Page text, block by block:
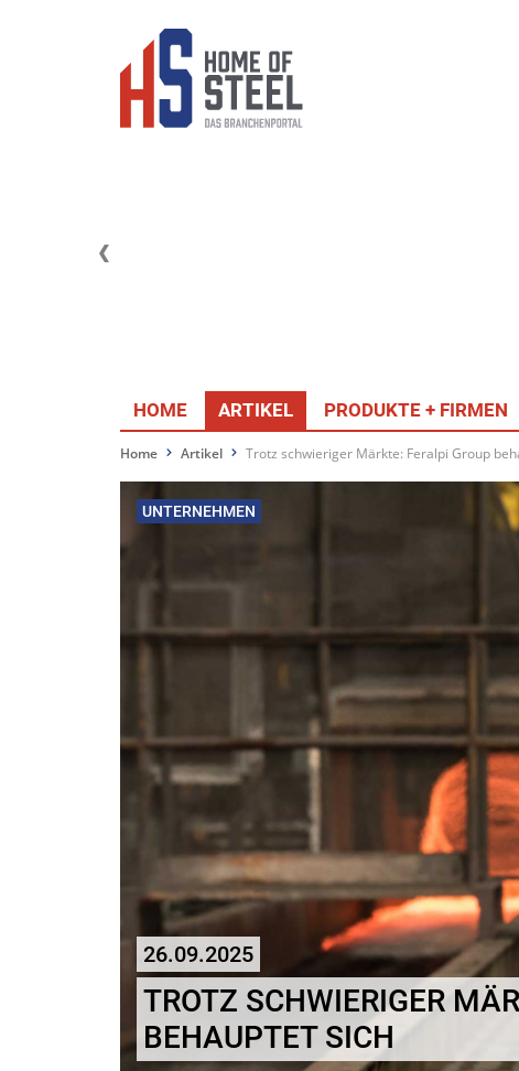
HOME ARTIKEL PRODUKTE + FIRMEN
Home Artikel Trotz schwieriger Märkte: Feralpi Group
UNTERNEHMEN
26.09.2025
TROTZ SCHWIERIGER
BEHAUPTET SICH